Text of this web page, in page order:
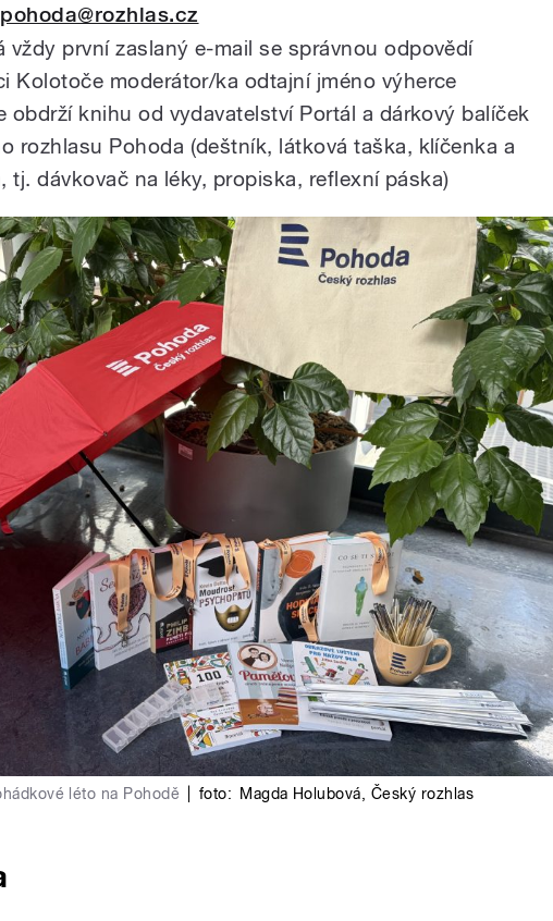
pohoda@rozhlas.cz
vždy první zaslaný e-mail se správnou odpovědí
Kolotoče moderátor/ka odtajní jméno výherce
obdrží knihu od vydavatelství Portál a dárkový balíček
rozhlasu Pohoda (deštník, látková taška, klíčenka a
tj. dávkovač na léky, propiska, reflexní páska)
léto na Pohodě foto: Magda Holubová, Český rozhlas